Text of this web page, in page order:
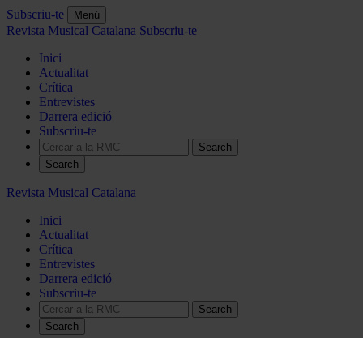
Subscriu-te Menú
Revista Musical Catalana Subscriu-te
Inici
Actualitat
Crítica
Entrevistes
Darrera edició
Subscriu-te
Search
Revista Musical Catalana
Inici
Actualitat
Crítica
Entrevistes
Darrera edició
Subscriu-te
Search